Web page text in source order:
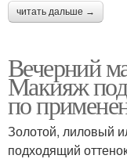
читать дальше →
Вечерний
Макияж под
по
Золотой, лиловый
подходящий